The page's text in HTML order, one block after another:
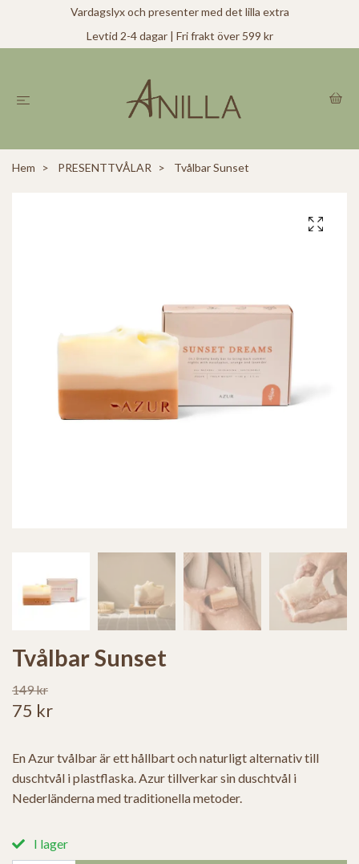
Vardagslyx och presenter med det lilla extra
Levtid 2-4 dagar | Fri frakt över 599 kr
Hem PRESENTTVÅLAR Tvålbar Sunset
Tvålbar Sunset
149 kr
75 kr
En Azur tvålbar är ett hållbart och naturligt alternativ till
duschtvål i plastflaska. Azur tillverkar sin duschtvål i
Nederländerna med traditionella metoder.
I lager